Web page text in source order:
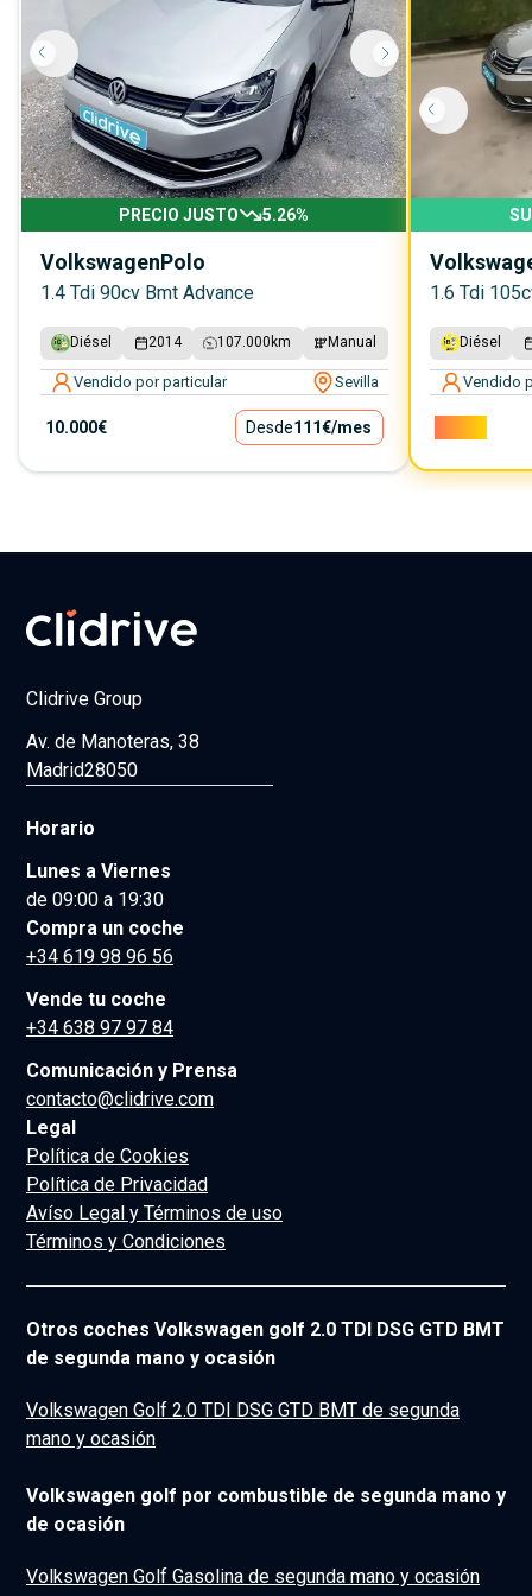
PRECIO JUSTO 5.26%
VolkswagenPolo
1.4 Tdi 90cv Bmt Advance
Diésel 2014 107.000 km Manual
Vendido por particular Sevilla
10.000€ Desde111€/mes
1.6 Tdi
Diésel
Vendido
Clidrive Group
Av. de Manoteras, 38
Madrid28050
Horario
Lunes a Viernes
de 09:00 a 19:30
Compra un coche
+34 619 98 96 56
Vende tu coche
+34 638 97 97 84
Comunicación y Prensa
contacto@clidrive.com
Legal
Política de Cookies
Política de Privacidad
Avíso Legal y Términos de uso
Términos y Condiciones
Otros coches Volkswagen golf 2.0 TDI DSG GTD BMT
de segunda mano y ocasión
Volkswagen Golf 2.0 TDI DSG GTD BMT de segunda
mano y ocasión
Volkswagen golf por combustible de segunda mano y
de ocasión
Volkswagen Golf Gasolina de segunda mano y ocasión